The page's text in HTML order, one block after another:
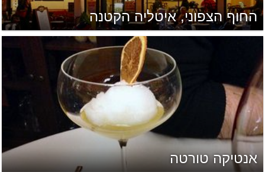
החוף הצפוני, איטליה הקטנה
אנטיקה טורטה